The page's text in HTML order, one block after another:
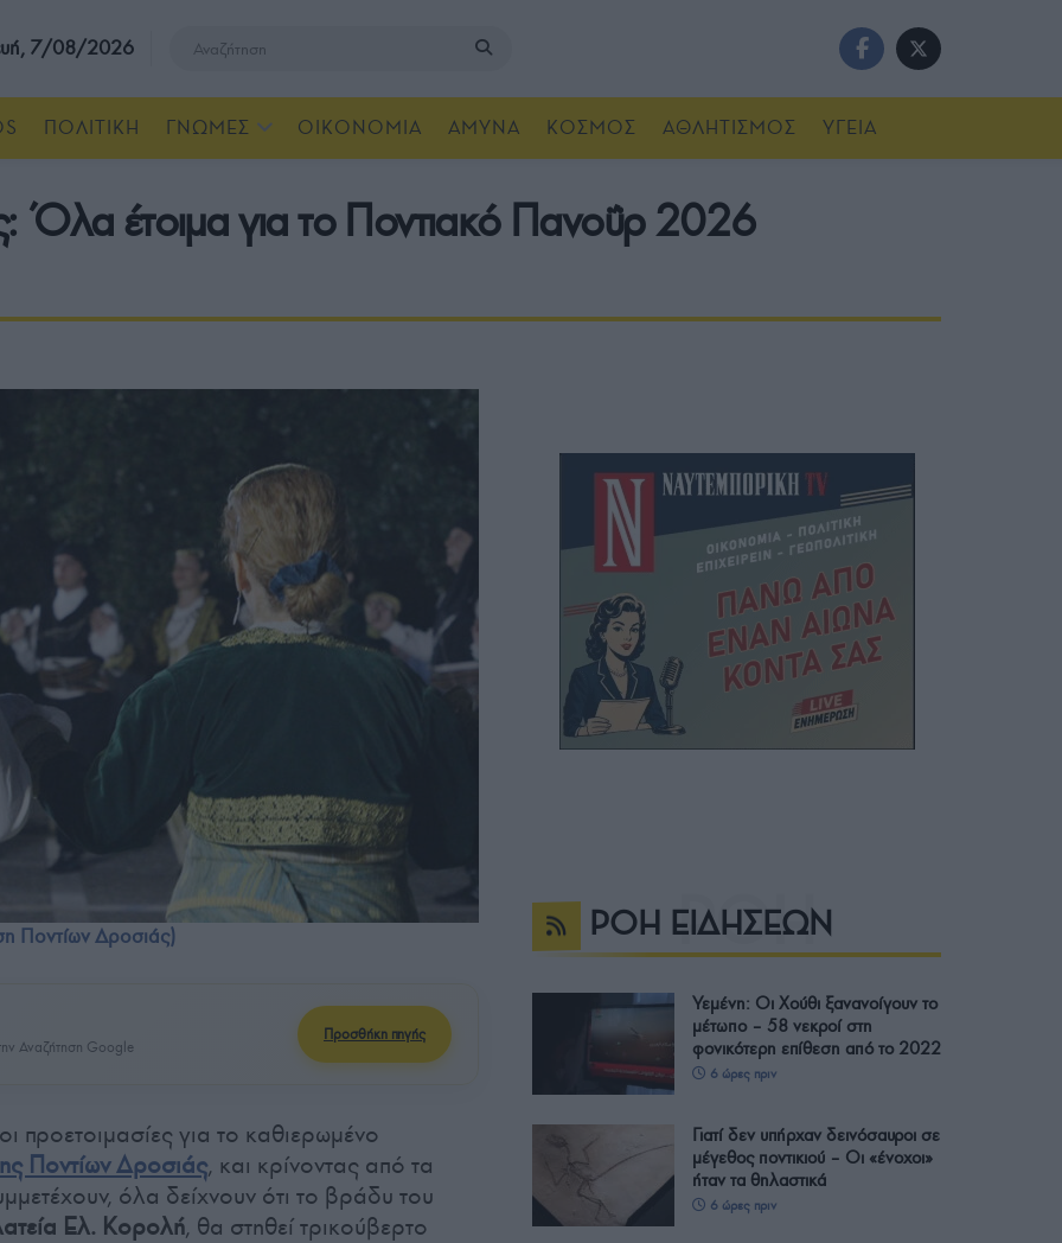
7/08/2026
ΠΟΛΙΤΙΚΗ ΓΝΩΜΕΣ ΟΙΚΟΝΟΜΙΑ ΑΜΥΝΑ ΚΟΣΜΟΣ ΑΘΛΗΤΙΣΜΟΣ ΥΓΕΙΑ
Όλα έτοιμα για το Ποντιακό Πανοΰρ 2026
Ποντίων Δροσιάς)
Αναζήτηση Google
Προσθήκη πηγής
προετοιμασίες για το καθιερωμένο
Ποντίων Δροσιάς, και κρίνοντας από τα
όλα δείχνουν ότι το βράδυ του
Ελ. Κορολή, θα στηθεί τρικούβερτο
ΡΟΗ ΕΙΔΗΣΕΩΝ
Υεμένη: Οι Χούθι ξανανοίγουν το
μέτωπο – 58 νεκροί στη
φονικότερη επίθεση από το 2022
6 ώρες πριν
Γιατί δεν υπήρχαν δεινόσαυροι σε
μέγεθος ποντικιού – Οι «ένοχοι»
ήταν τα θηλαστικά
6 ώρες πριν